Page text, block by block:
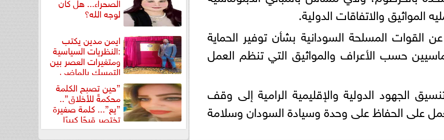
المواثيق والاتفاقات الدولية.
القوات المسلحة السودانية بشأن توفير الحماية
حسب الأعراف والمواثيق التي تنظم العمل
الجهود الدولية والإقليمية الرامية إلى وقف
على الحفاظ على وحدة وسيادة السودان وسلامة
لوجه الله؟
ايمن مدين يكتب
:النظريات السياسية
ومتغيرات العصر بين
التمسك بالماضي
ومواجهة تحديات...”حين تصبح الكلمة
محكمةً للأخلاق”..
”يع”... كلمة صغيرة
تختصر قبحًا كبيرًا